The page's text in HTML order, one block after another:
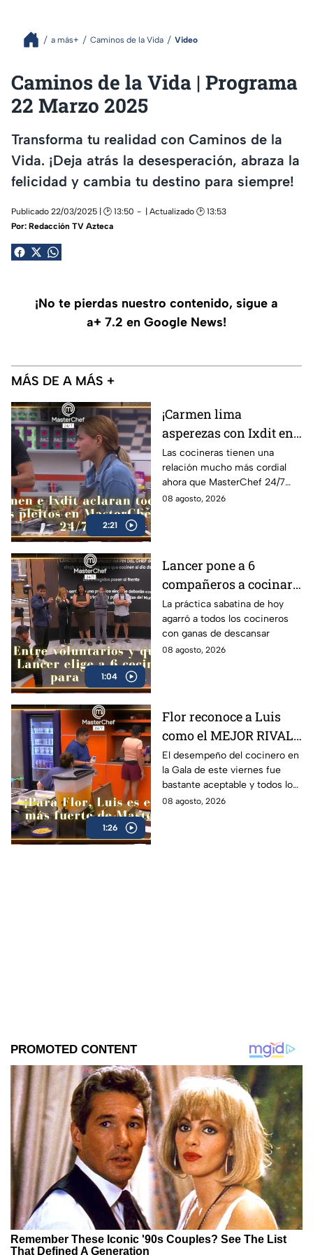
a más+ Caminos de la Vida Video
Caminos de la Vida | Programa
22 Marzo 2025
Transforma tu realidad con Caminos de la
Vida. ¡Deja atrás la desesperación, abraza la
felicidad y cambia tu destino para siempre!
Publicado 22/03/2025 | 🕑 13:50
| Actualizado 🕑 13:53
Por: Redacción TV Azteca
¡No te pierdas nuestro contenido, sigue a
a+ 7.2 en Google News!
MÁS DE A MÁS +
2:21
¡Carmen lima
asperezas con Ixdit en
MasterChef 24/7 y
culpa a Michelle! 'Me
calentó la cabeza'
(VIDEO)
Las cocineras tienen una
relación mucho más cordial
ahora que MasterChef 24/7
está en su recta final
08 agosto, 2026
1:04
Lancer pone a 6
compañeros a cocinar
para TODOS y Luis se
queja: '¿Premio o
castigo?' (VIDEO)
La práctica sabatina de hoy
agarró a todos los cocineros
con ganas de descansar
08 agosto, 2026
1:26
Flor reconoce a Luis
como el MEJOR RIVAL
de MasterChef 24/7: 'Te
vas a quedar' (VIDEO)
El desempeño del cocinero en
la Gala de este viernes fue
bastante aceptable y todos lo
notaron
08 agosto, 2026